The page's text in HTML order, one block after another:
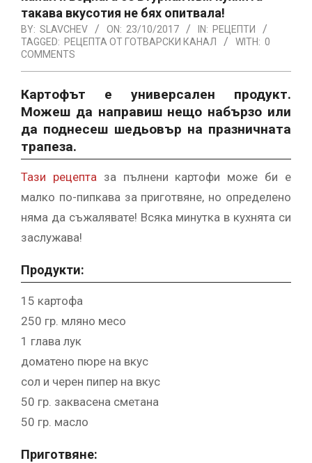
такава вкусотия не бях опитвала!
BY: SLAVCHEV ON: 23/10/2017 IN: РЕЦЕПТИ
TAGGED: РЕЦЕПТА ОТ ГОТВАРСКИ КАНАЛ WITH: 0
COMMENTS
Картофът е универсален продукт.
Можеш да направиш нещо набързо или
да поднесеш шедьовър на празничната
трапеза.
Тази рецептаза пълнени картофи може би е
малко по-пипкава за приготвяне, но определено
няма да съжалявате! Всяка минутка в кухнята си
заслужава!
Продукти:
15 картофа
250 гр. мляно месо
1 глава лук
доматено пюре на вкус
сол и черен пипер на вкус
50 гр. заквасена сметана
50 гр. масло
Приготвяне: